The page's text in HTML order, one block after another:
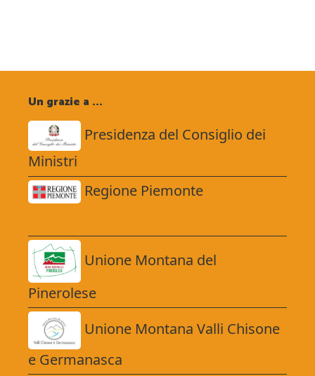
Un grazie a ...
Presidenza del Consiglio dei
Ministri
Regione Piemonte
Unione Montana del
Pinerolese
Unione Montana Valli Chisone
e Germanasca